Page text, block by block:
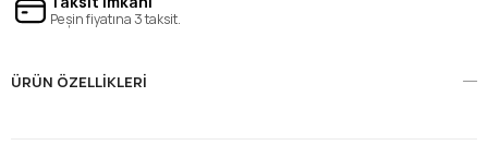
Peşin fiyatına 3 taksit.
ÜRÜN ÖZELLIKLERI